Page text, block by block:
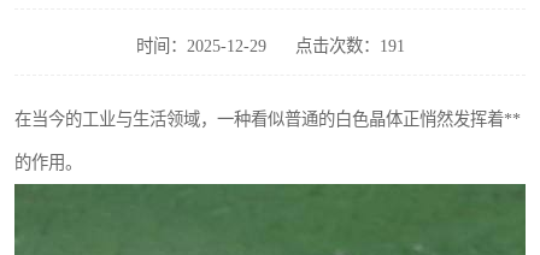
时间：2025-12-29 点击次数：191
在当今的工业与生活领域，一种看似普通的白色晶体正悄然发挥着**
的作用。
抑尘剂
氢氧化镁